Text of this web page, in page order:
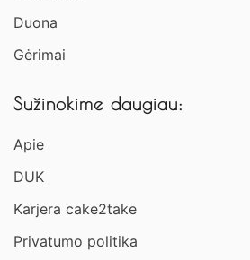
Duona
Gėrimai
Sužinokime daugiau:
Apie
DUK
Karjera cake2take
Privatumo politika